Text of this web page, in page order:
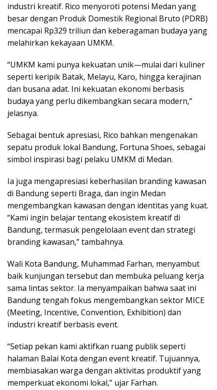
industri kreatif. Rico menyoroti potensi Medan yang
besar dengan Produk Domestik Regional Bruto (PDRB)
mencapai Rp329 triliun dan keberagaman budaya yang
melahirkan kekayaan UMKM.
“UMKM kami punya kekuatan unik—mulai dari kuliner
seperti keripik Batak, Melayu, Karo, hingga kerajinan
dan busana adat. Ini kekuatan ekonomi berbasis
budaya yang perlu dikembangkan secara modern,”
jelasnya.
Sebagai bentuk apresiasi, Rico bahkan mengenakan
sepatu produk lokal Bandung, Fortuna Shoes, sebagai
simbol inspirasi bagi pelaku UMKM di Medan.
Ia juga mengapresiasi keberhasilan branding kawasan
di Bandung seperti Braga, dan ingin Medan
mengembangkan kawasan dengan identitas yang kuat.
“Kami ingin belajar tentang ekosistem kreatif di
Bandung, termasuk pengelolaan event dan strategi
branding kawasan,” tambahnya.
Wali Kota Bandung, Muhammad Farhan, menyambut
baik kunjungan tersebut dan membuka peluang kerja
sama lintas sektor. Ia menyampaikan bahwa saat ini
Bandung tengah fokus mengembangkan sektor MICE
(Meeting, Incentive, Convention, Exhibition) dan
industri kreatif berbasis event.
“Setiap pekan kami aktifkan ruang publik seperti
halaman Balai Kota dengan event kreatif. Tujuannya,
membiasakan warga dengan aktivitas produktif yang
memperkuat ekonomi lokal,” ujar Farhan.